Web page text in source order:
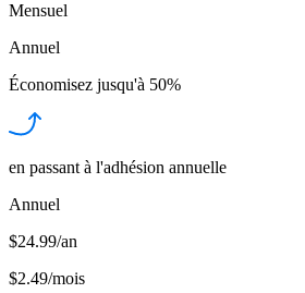
Mensuel
Annuel
Économisez jusqu'à 50%
en passant à l'adhésion annuelle
Annuel
$24.99/an
$2.49/mois